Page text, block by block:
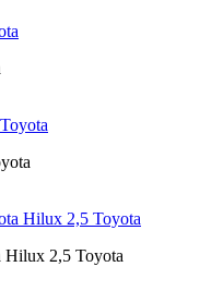
Hilux 2,5 Toyota